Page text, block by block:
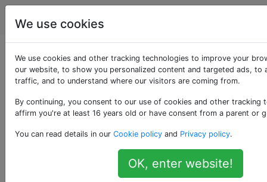
Cuisine
Questions marquées
«beef»
Le boeuf est la viande des bovins adultes (vaches et
taureaux). Utilisez cette balise pour les questions sur
la sélection, l'identification, le stockage, la préparation,
le remplacement ou la cuisson avec du bœuf comme
ingrédient. Les questions sur les plats qui incluent du
We use cookies
We use cookies and other tracking technologies to improve your
our website, to show you personalized content and targeted ads, to
traffic, and to understand where our visitors are coming from.
By continuing, you consent to our use of cookies and other tracking
affirm you're at least 16 years old or have consent from a parent or
You can read details in our Cookie policy and Privacy policy.
OK, enter website!